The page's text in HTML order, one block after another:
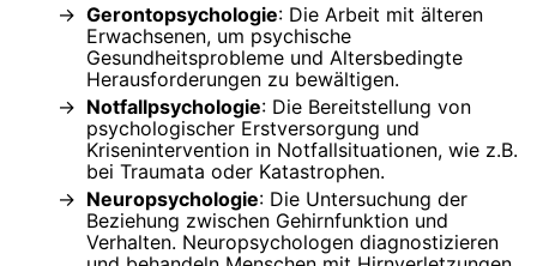
Gerontopsychologie: Die Arbeit mit älteren
Erwachsenen, um psychische
Gesundheitsprobleme und Altersbedingte
Herausforderungen zu bewältigen.
Notfallpsychologie: Die Bereitstellung von
psychologischer Erstversorgung und
Krisenintervention in Notfallsituationen, wie z.B.
bei Traumata oder Katastrophen.
Neuropsychologie: Die Untersuchung der
Beziehung zwischen Gehirnfunktion und
Verhalten. Neuropsychologen diagnostizieren